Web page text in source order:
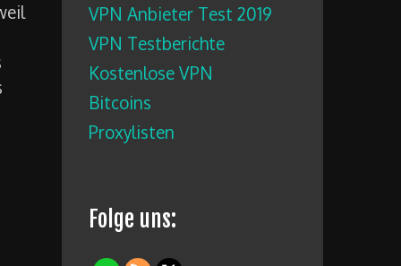
VPN Anbieter Test 2019
VPN Testberichte
Kostenlose VPN
Bitcoins
Proxylisten
Folge uns: